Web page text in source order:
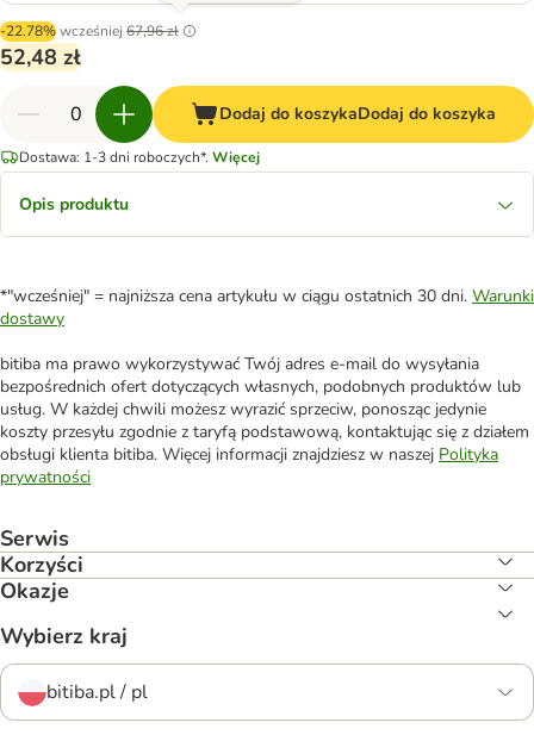
-22.78%wcześniej 67,96 zł
52,48 zł
Dodaj do koszykaDodaj do koszyka
Dostawa: 1-3 dni roboczych*. Więcej
Opis produktu
*"wcześniej" = najniższa cena artykułu w ciągu ostatnich 30 dni. Warunki
dostawy
bitiba ma prawo wykorzystywać Twój adres e-mail do wysyłania
bezpośrednich ofert dotyczących własnych, podobnych produktów lub
usług. W każdej chwili możesz wyrazić sprzeciw, ponosząc jedynie
koszty przesyłu zgodnie z taryfą podstawową, kontaktując się z działem
obsługi klienta bitiba. Więcej informacji znajdziesz w naszej Polityka
prywatności
Serwis
Korzyści
Okazje
Wybierz kraj
bitiba.pl / pl